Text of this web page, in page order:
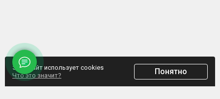
Этот сайт использует cookies
Что это значит?
Понятно